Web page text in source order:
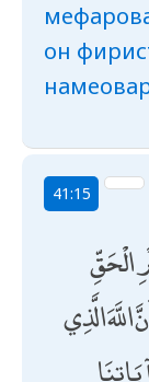
он
41:15
الْحَقِّ
الَّذِي